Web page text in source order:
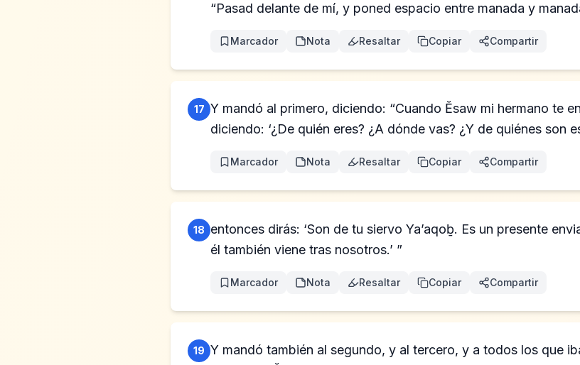
“Pasad delante de mí, y poned espacio entre manada y
Marcador Nota Resaltar Copiar Compartir
17 Y mandó al primero, diciendo: “Cuando Ĕsaw mi hermano te
diciendo: ‘¿De quién eres? ¿A dónde vas? ¿Y de quiénes son
Marcador Nota Resaltar Copiar Compartir
18 entonces dirás: ‘Son de tu siervo Ya’aqoḇ. Es un presente
él también viene tras nosotros.’ ”
Marcador Nota Resaltar Copiar Compartir
19 Y mandó también al segundo, y al tercero, y a todos los que